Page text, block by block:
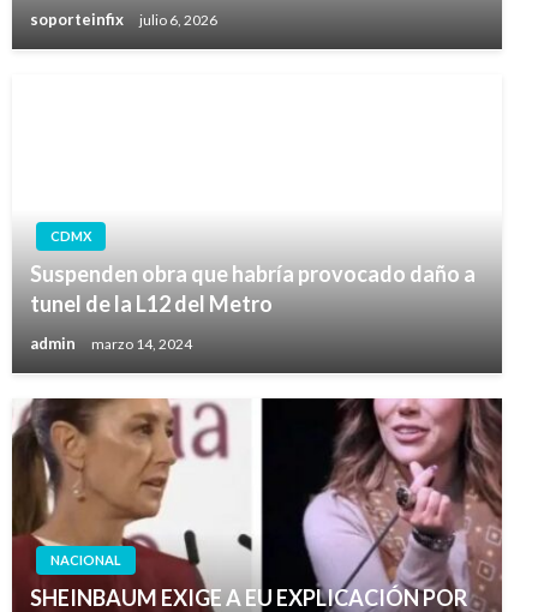
soporteinfix julio 6, 2026
CDMX
Suspenden obra que habría provocado daño a
tunel de la L12 del Metro
admin marzo 14, 2024
NACIONAL
SHEINBAUM EXIGE A EU EXPLICACIÓN POR